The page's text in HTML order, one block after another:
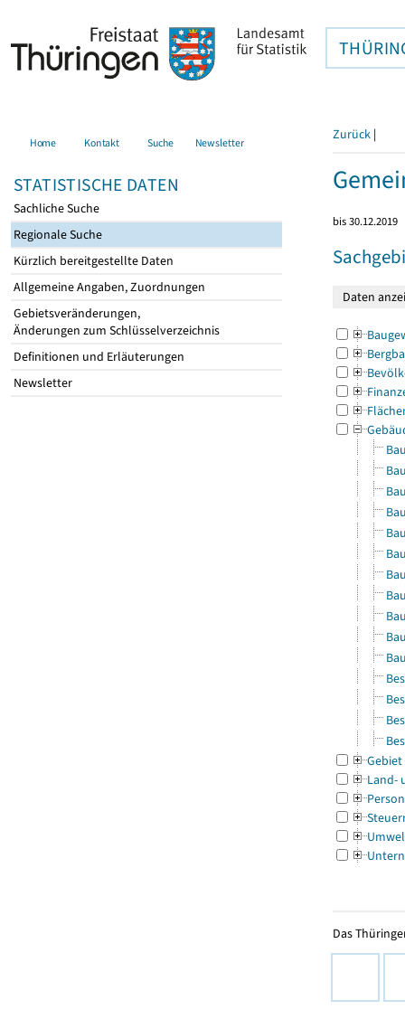
Home Kontakt Suche Newsletter
STATISTISCHE DATEN
Sachliche Suche
Regionale Suche
Kürzlich bereitgestellte Daten
Allgemeine Angaben, Zuordnungen
Gebietsveränderungen,
Änderungen zum Schlüsselverzeichnis
Definitionen und Erläuterungen
Newsletter
Zurück |
bis 30.12.2019
Gebiet
Land-
Das